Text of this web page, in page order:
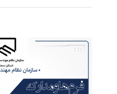
View
Larger